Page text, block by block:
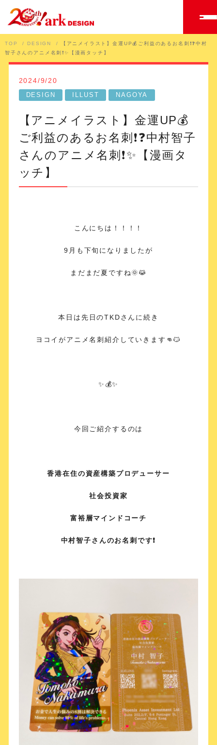
TOP DESIGN
【アニメイラスト】金運UP💰ご利益のあるお名刺❗️❓中村
智子さんのアニメ名刺❗️✨【漫画タッチ】
2024/9/20
DESIGN ILLUST NAGOYA
【アニメイラスト】金運UP💰
ご利益のあるお名刺❗️❓中村智子
さんのアニメ名刺❗️✨【漫画タ
ッチ】
こんにちは！！！！
9月も下旬になりましたが
まだまだ夏ですね🌞😹
本日は先日のTKDさんに続き
ヨコイがアニメ名刺紹介していきます👊😼
✨💰✨
今回ご紹介するのは
香港在住の資産構築プロデューサー
社会投資家
富裕層マインドコーチ
中村智子さんのお名刺です❗️